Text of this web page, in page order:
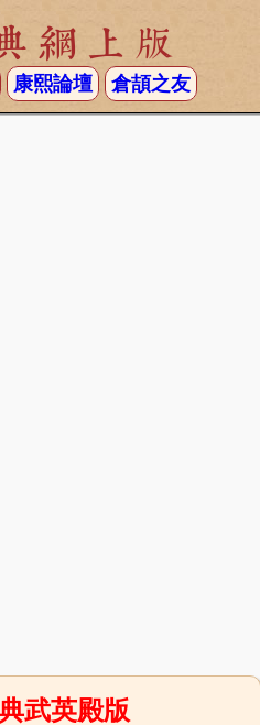
網上版
康熙論壇 倉頡之友
武英殿版